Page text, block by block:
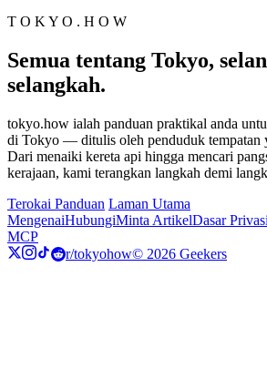
T O K Y O . H O W
Semua tentang Tokyo,
selangkah.
tokyo.how ialah panduan praktikal anda
di Tokyo — ditulis oleh penduduk tempatan
Dari menaiki kereta api hingga mencari
kerajaan, kami terangkan langkah demi
Terokai Panduan Laman Utama
MengenaiHubungiMinta ArtikelDasar Privasi
MCP
r/tokyohow© 2026 Geekers